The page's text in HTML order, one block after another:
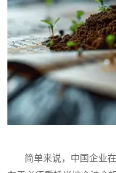
简单来说，中国企业在